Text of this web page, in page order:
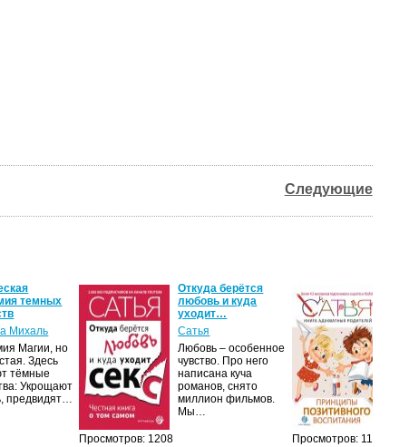
Следующие
темных
Михаль
Магии, но
Здесь
тёмные
Укрощают
предвидят…
Просмотров: 1208
Откуда берётся
любовь и куда
уходит…
Сатья
Любовь – особенное
чувство. Про него
написана куча
романов, снято
миллион фильмов.
Мы…
Просмотров: 1136